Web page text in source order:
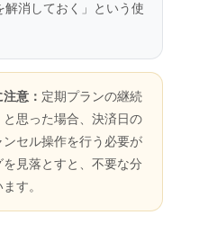
消しておく」という使
意： 定期プランの継続
思った場合、決済日の
セル操作を行う必要が
見落とすと、不要な分
す。